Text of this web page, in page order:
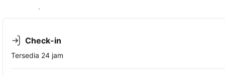
Lihat ketersediaan
Check-in
Tersedia 24 jam